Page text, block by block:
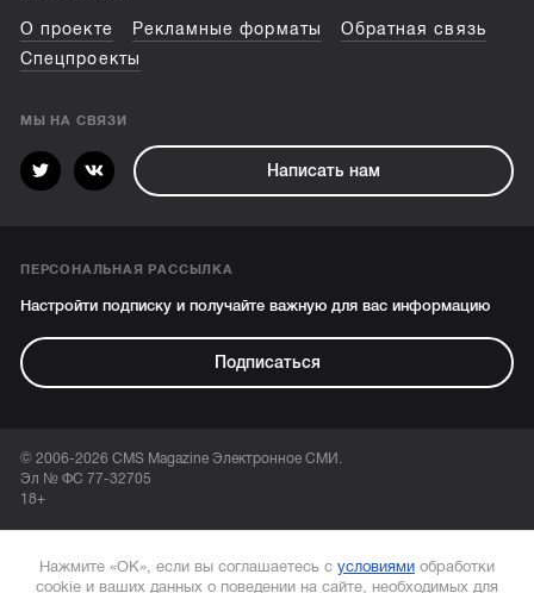
О проекте Рекламные форматы
Обратная связь
Спецпроекты
МЫ НА СВЯЗИ
Написать нам
ПЕРСОНАЛЬНАЯ РАССЫЛКА
Настройти подписку и получайте важную для вас информацию
Подписаться
© 2006-2026 CMS Magazine Электронное СМИ.
Эл № ФС 77-32705
18+
Нажмите «ОК», если вы соглашаетесь с условиями обработки
cookie и ваших данных о поведении на сайте, необходимых для